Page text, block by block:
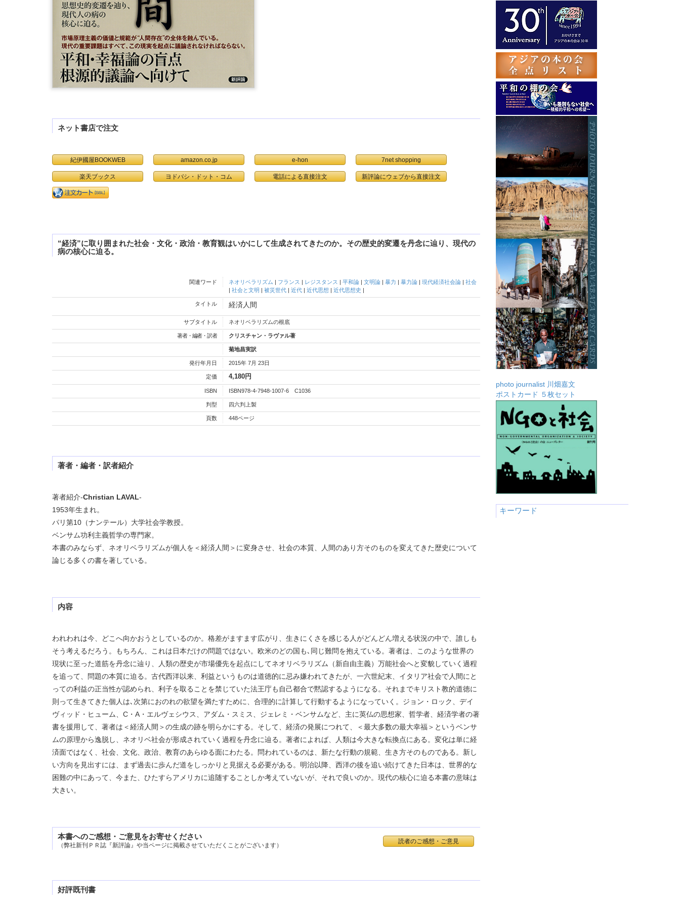
ネット書店で注文
紀伊國屋BOOKWEB amazon.co.jp e-hon 7net shopping
楽天ブックス ヨドバシ・ドット・コム 電話による直接注文
“経済”に取り囲まれた社会・文化・政治・教育観はいかにして生成されてきたのか。その歴史的変遷を丹念に辿り、現代の
病の核心に迫る。
関連ワード ネオリベラリズム | フランス | レジスタンス |平和論 |文明論 |暴力 |暴力論 |現代経済社会論 |社会
|社会と文明 |被災世代 |近代 |近代思想 |近代思想史 |
経済人間
タイトル
サブタイトル ネオリベラリズムの根底
著者・編者・訳者 クリスチャン・ラヴァル著
菊地昌実訳
発行年月日 2015年 7月 23日
定価 4,180円
ISBN ISBN978-4-7948-1007-6 C1036
判型 四六判上製
頁数 448ページ
著者・編者・訳者紹介
著者紹介-Christian LAVAL-
1953年生まれ。
パリ第10（ナンテール）大学社会学教授。
ベンサム功利主義哲学の専門家。
本書のみならず、ネオリベラリズムが個人を＜経済人間＞に変身させ、社会の本質、人間のあり方そのものを変えてきた歴史について
論じる多くの書を著している。
内容
われわれは今、どこへ向かおうとしているのか。格差がますます広がり、生きにくさを感じる人がどんどん増える状況の中で、誰しも
そう考えるだろう。もちろん、これは日本だけの問題ではない。欧米のどの国も､同じ難問を抱えている。著者は、このような世界の
現状に至った道筋を丹念に辿り、人類の歴史が市場優先を起点にしてネオリベラリズム（新自由主義）万能社会へと変貌していく過程
を追って、問題の本質に迫る。古代西洋以来、利益というものは道徳的に忌み嫌われてきたが、一六世紀末、イタリア社会で人間にと
っての利益の正当性が認められ、利子を取ることを禁じていた法王庁も自己都合で黙認するようになる。それまでキリスト教的道徳に
則って生きてきた個人は､次第におのれの欲望を満たすために、合理的に計算して行動するようになっていく。ジョン・ロック、デイ
ヴィッド・ヒューム、C・A・エルヴェシウス、アダム・スミス、ジェレミ・ベンサムなど、主に英仏の思想家、哲学者、経済学者の著
書を援用して、著者は＜経済人間＞の生成の跡を明らかにする。そして、経済の発展につれて、＜最大多数の最大幸福＞というベンサ
ムの原理から逸脱し、ネオリベ社会が形成されていく過程を丹念に辿る。著者によれば、人類は今大きな転換点にある。変化は単に経
済面ではなく、社会、文化、政治、教育のあらゆる面にわたる。問われているのは、新たな行動の規範、生き方そのものである。新し
い方向を見出すには、まず過去に歩んだ道をしっかりと見据える必要がある。明治以降、西洋の後を追い続けてきた日本は、世界的な
困難の中にあって、今また、ひたすらアメリカに追随することしか考えていないが、それで良いのか。現代の核心に迫る本書の意味は
大きい。
本書へのご感想・ご意見をお寄せください
（弊社新刊ＰＲ誌『新評論』や当ページに掲載させていただくことがございます）
読者のご感想・ご意見
好評既刊書
photo journalist 川畑嘉文
ポストカード ５枚セット
キーワード